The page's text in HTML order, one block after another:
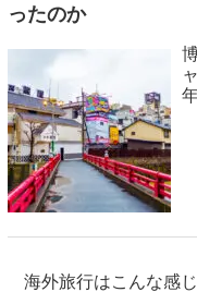
ったのか
海外旅行はこんな感